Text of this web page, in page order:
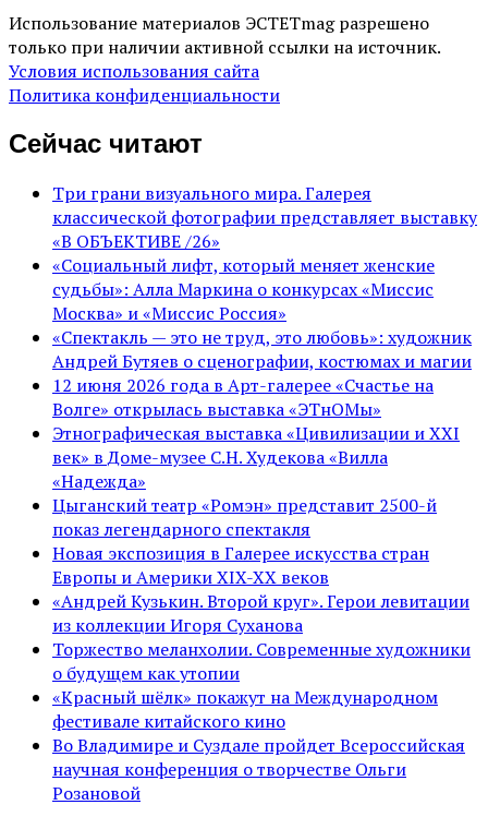
Использование материалов ЭСТЕТmag разрешено
только при наличии активной ссылки на источник.
Условия использования сайта
Политика конфиденциальности
Сейчас читают
Три грани визуального мира. Галерея
классической фотографии представляет выставку
«В ОБЪЕКТИВЕ /26»
«Социальный лифт, который меняет женские
судьбы»: Алла Маркина о конкурсах «Миссис
Москва» и «Миссис Россия»
«Спектакль — это не труд, это любовь»: художник
Андрей Бутяев о сценографии, костюмах и магии
12 июня 2026 года в Арт-галерее «Счастье на
Волге» открылась выставка «ЭТнОМы»
Этнографическая выставка «Цивилизации и ХХI
век» в Доме-музее С.Н. Худекова «Вилла
«Надежда»
Цыганский театр «Ромэн» представит 2500-й
показ легендарного спектакля
Новая экспозиция в Галерее искусства стран
Европы и Америки XIX-XX веков
«Андрей Кузькин. Второй круг». Герои левитации
из коллекции Игоря Суханова
Торжество меланхолии. Современные художники
о будущем как утопии
«Красный шёлк» покажут на Международном
фестивале китайского кино
Во Владимире и Суздале пройдет Всероссийская
научная конференция о творчестве Ольги
Розановой